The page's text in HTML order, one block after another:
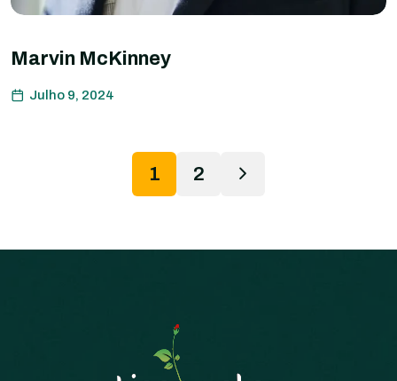
Marvin McKinney
Julho 9, 2024
1 2